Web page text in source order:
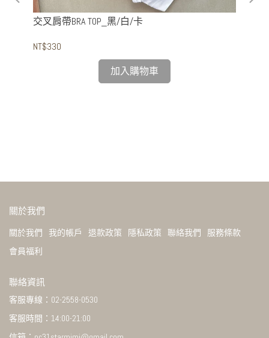
交叉肩帶BRA TOP_黑/白/卡
NT$330
加入購物車
關於我們
關於我們 我的帳戶 退款政策 隱私政策 聯絡我們
服務條款
會員福利
聯絡資訊
客服專線：02-2558-0530
客服時間：14:00-21:00